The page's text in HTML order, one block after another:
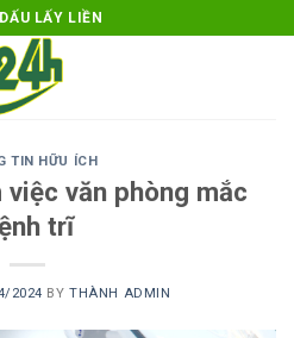
LẤY LIỀN
TIN HỮU ÍCH
văn phòng mắc
trĩ
2024 BYTHÀNH ADMIN